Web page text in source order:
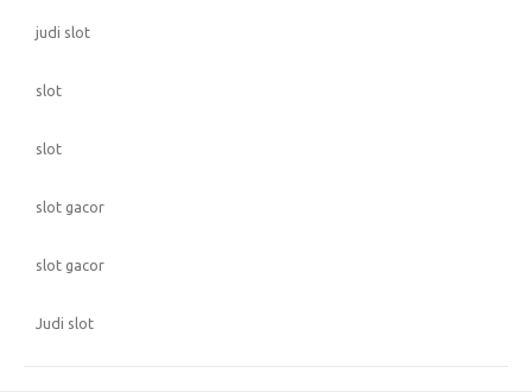
judi slot
slot
slot
slot gacor
slot gacor
Judi slot